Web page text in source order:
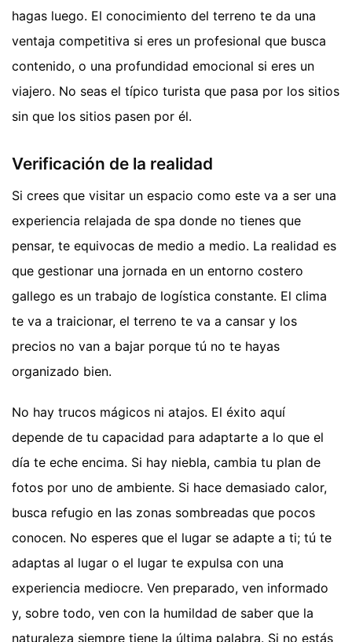
hagas luego. El conocimiento del terreno te da una
ventaja competitiva si eres un profesional que busca
contenido, o una profundidad emocional si eres un
viajero. No seas el típico turista que pasa por los sitios
sin que los sitios pasen por él.
Verificación de la realidad
Si crees que visitar un espacio como este va a ser una
experiencia relajada de spa donde no tienes que
pensar, te equivocas de medio a medio. La realidad es
que gestionar una jornada en un entorno costero
gallego es un trabajo de logística constante. El clima
te va a traicionar, el terreno te va a cansar y los
precios no van a bajar porque tú no te hayas
organizado bien.
No hay trucos mágicos ni atajos. El éxito aquí
depende de tu capacidad para adaptarte a lo que el
día te eche encima. Si hay niebla, cambia tu plan de
fotos por uno de ambiente. Si hace demasiado calor,
busca refugio en las zonas sombreadas que pocos
conocen. No esperes que el lugar se adapte a ti; tú te
adaptas al lugar o el lugar te expulsa con una
experiencia mediocre. Ven preparado, ven informado
y, sobre todo, ven con la humildad de saber que la
naturaleza siempre tiene la última palabra. Si no estás